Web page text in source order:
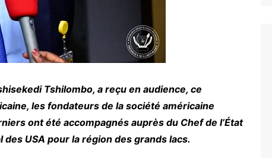
Tshilombo, a reçu en audience, ce
les fondateurs de la société américaine
ont été accompagnés auprès du Chef de l’État
des USA pour la région des grands lacs.